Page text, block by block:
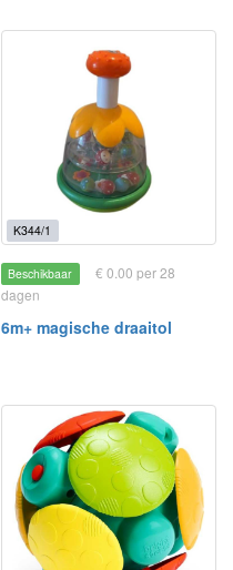
K344/1
Beschikbaar
€ 0.00 per 28
dagen
6m+ magische draaitol